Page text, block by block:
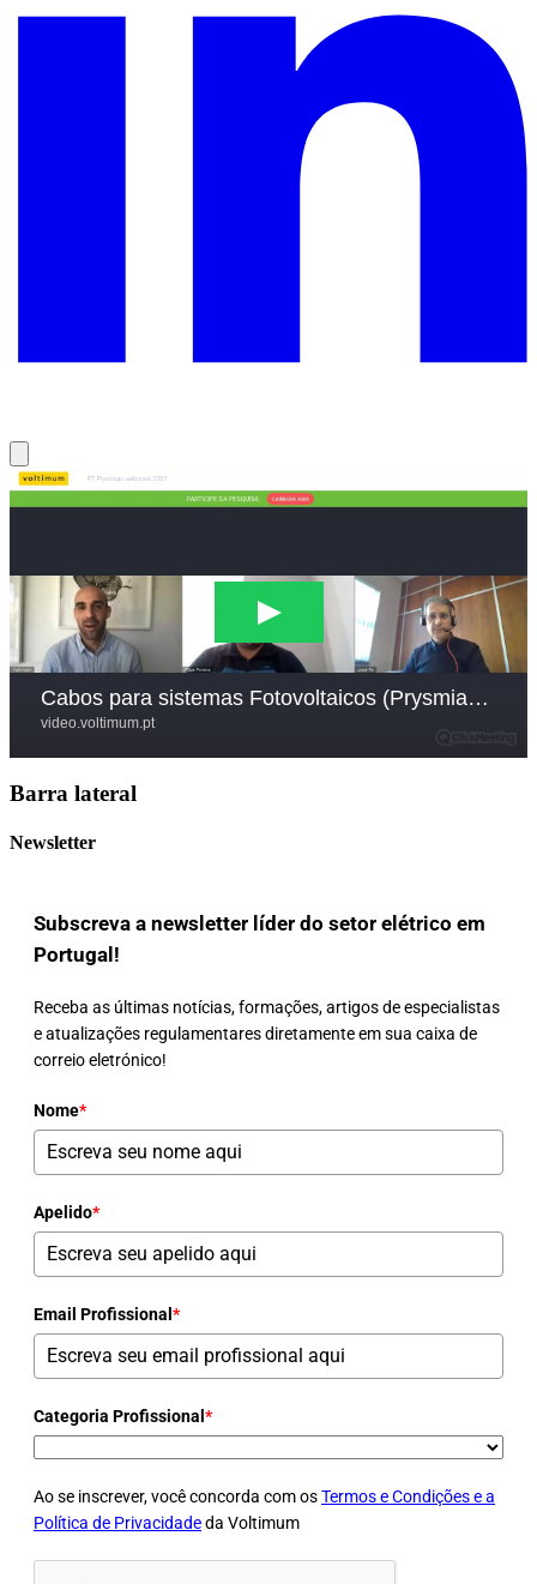
Barra lateral
Newsletter
Subscreva a newsletter líder do setor elétrico em
Portugal!
Receba as últimas notícias, formações, artigos de especialistas
e atualizações regulamentares diretamente em sua caixa de
correio eletrónico!
Nome*
Apelido*
Email Profissional *
Categoria Profissional *
Ao se inscrever, você concorda com osTermos e Condições e a
Política de Privacidadeda Voltimum